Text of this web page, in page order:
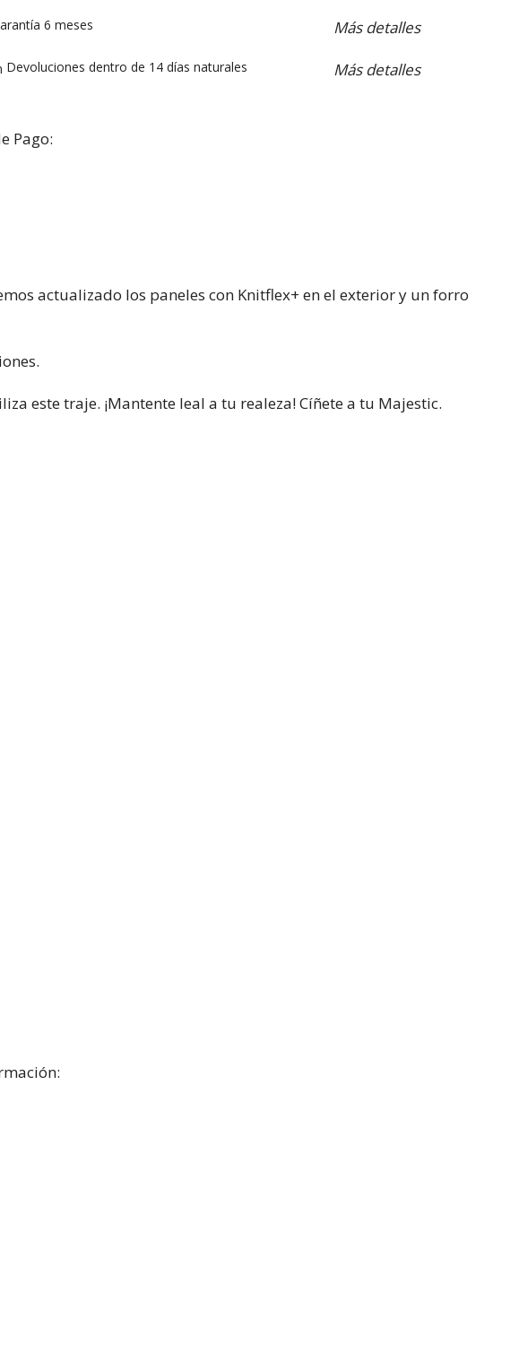
6 meses Más detalles
Devoluciones dentro de 14 días naturales Más detalles
Pago:
actualizado los paneles con Knitflex+ en el exterior y un forro
este traje. ¡Mantente leal a tu realeza! Cíñete a tu Majestic.